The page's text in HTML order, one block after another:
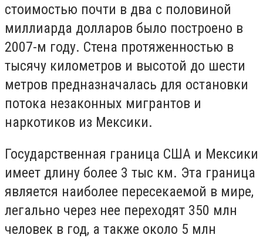
стоимостью почти в два с половиной
миллиарда долларов было построено в
2007-м году. Стена протяженностью в
тысячу километров и высотой до шести
метров предназначалась для остановки
потока незаконных мигрантов и
наркотиков из Мексики.
Государственная граница США и Мексики
имеет длину более 3 тыс км. Эта граница
является наиболее пересекаемой в мире,
легально через нее переходят 350 млн
человек в год, а также около 5 млн